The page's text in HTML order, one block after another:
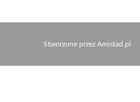
Stworzone przez Amistad.pl